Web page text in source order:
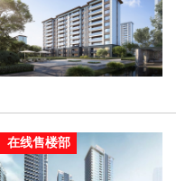
在线售楼部